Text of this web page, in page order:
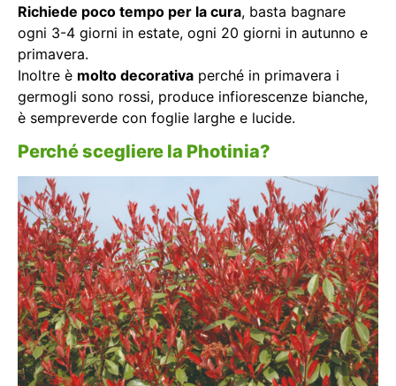
Richiede poco tempo per la cura, basta bagnare
ogni 3-4 giorni in estate, ogni 20 giorni in autunno e
primavera.
Inoltre è molto decorativa perché in primavera i
germogli sono rossi, produce infiorescenze bianche,
è sempreverde con foglie larghe e lucide.
Perché scegliere la Photinia?